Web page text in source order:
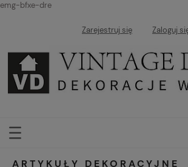
emg-bfxe-dre
Zarejestruj się Zaloguj
ARTYKUŁY DEKORACYJNE